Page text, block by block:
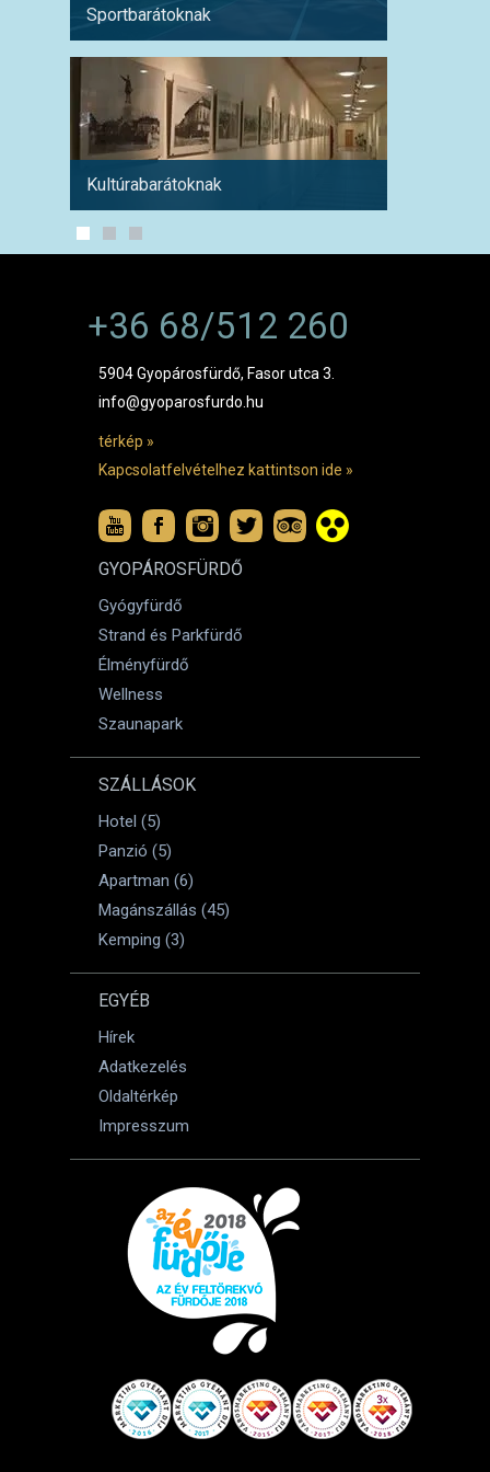
Sportbarátoknak
Kultúrabarátoknak
+36 68/512 260
5904 Gyopárosfürdő, Fasor utca 3.
info@gyoparosfurdo.hu
térkép »
Kapcsolatfelvételhez kattintson ide »
GYOPÁROSFÜRDŐ
Gyógyfürdő
Strand és Parkfürdő
Élményfürdő
Wellness
Szaunapark
SZÁLLÁSOK
Hotel (5)
Panzió (5)
Apartman (6)
Magánszállás (45)
Kemping (3)
EGYÉB
Hírek
Adatkezelés
Oldaltérkép
Impresszum